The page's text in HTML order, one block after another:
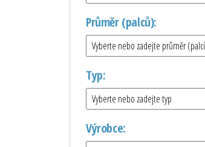
Průměr (palců):
Typ:
Výrobce: